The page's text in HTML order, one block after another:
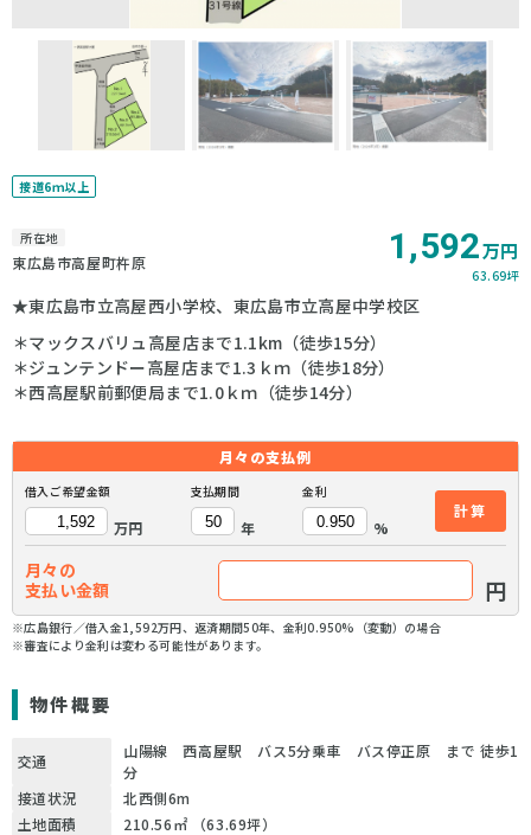
接道6ｍ以上
所在地
東広島市高屋町杵原 1,592万円
63.69坪
★東広島市立高屋西小学校、東広島市立高屋中学校区
＊マックスバリュ高屋店まで1.1km（徒歩15分）
＊ジュンテンドー高屋店まで1.3ｋｍ（徒歩18分）
＊西高屋駅前郵便局まで1.0ｋｍ（徒歩14分）
月々の支払例
借入ご希望金額
万円
支払期間
年
金利
%
計算
月々の
支払い金額
円
※広島銀行／借入金1,592万円、返済期間50年、金利0.950%（変動）の場合
※審査により金利は変わる可能性があります。
物件概要
交通
山陽線 西高屋駅 バス5分乗車 バス停正原 まで 徒歩1
分
接道状況
北西側6m
土地面積
210.56㎡ （63.69坪）